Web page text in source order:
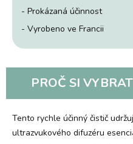
- Prokázaná účinnost
- Vyrobeno ve Francii
PROČ SI
Tento rychle účinný čistič
ultrazvukového difuzéru